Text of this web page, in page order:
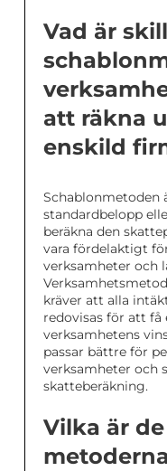
Vad är
att räkna
enskild
Schablonmetoden
standardbelopp
beräkna den
vara fördelaktigt
verksamheter och
kräver att alla
redovisas för att få
verksamhetens
passar bättre för
verksamheter och
skatteberäkning.
Vilka är